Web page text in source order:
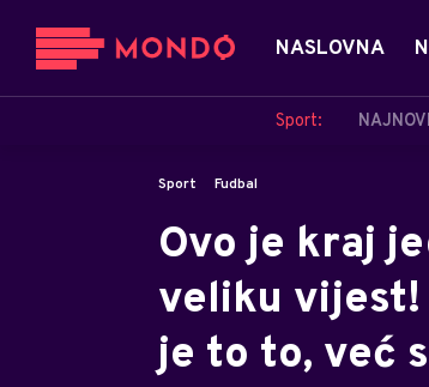
NASLOVNA
Sport:
Sport Fudbal
Ovo je kraj
veliku vijest!
je to to, već